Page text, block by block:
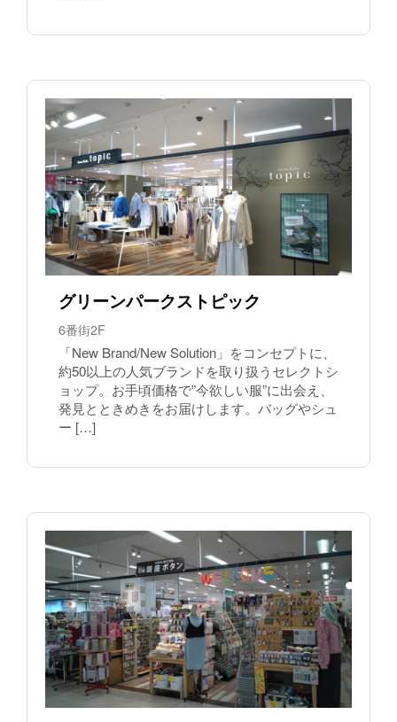
グリーンパークストピック
6番街2F
「New Brand/New Solution」をコンセプトに、
約50以上の人気ブランドを取り扱うセレクトシ
ョップ。お手頃価格で”今欲しい服”に出会え、
発見とときめきをお届けします。バッグやシュ
ー […]